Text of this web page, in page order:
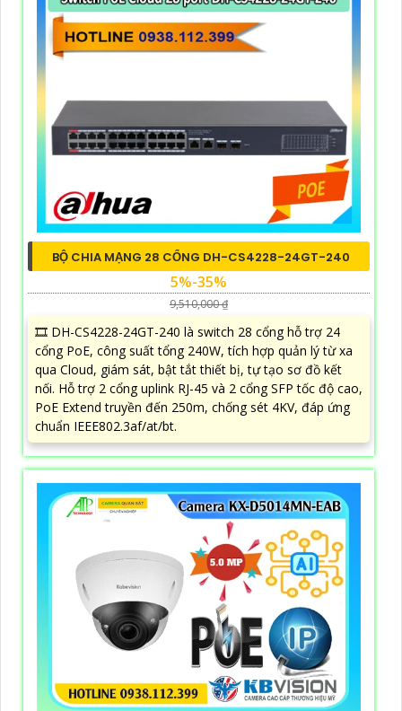
BỘ CHIA MẠNG 28 CỔNG DH-CS4228-24GT-240
5%-35%
9,510,000 ₫
🎞 DH-CS4228-24GT-240 là switch 28 cổng hỗ trợ 24
cổng PoE, công suất tổng 240W, tích hợp quản lý từ xa
qua Cloud, giám sát, bật tắt thiết bị, tự tạo sơ đồ kết
nối. Hỗ trợ 2 cổng uplink RJ-45 và 2 cổng SFP tốc độ cao,
PoE Extend truyền đến 250m, chống sét 4KV, đáp ứng
chuẩn IEEE802.3af/at/bt.